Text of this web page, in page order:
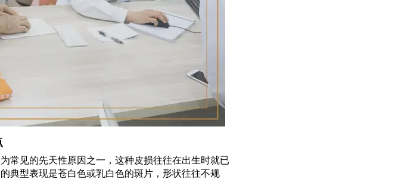
常见的先天性原因之一，这种皮损往往在出生时就已
典型表现是苍白色或乳白色的斑片，形状往往不规